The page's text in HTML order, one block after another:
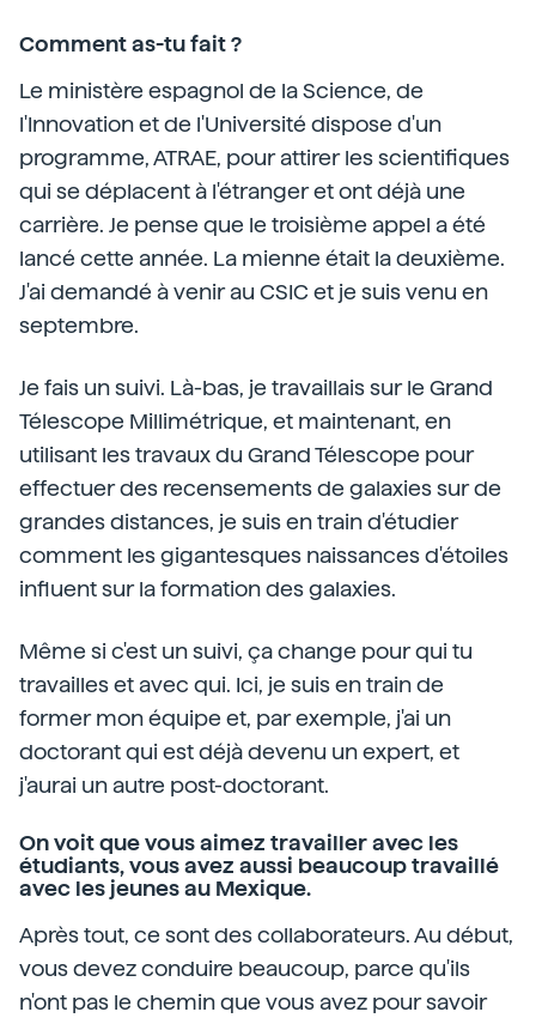
Comment as-tu fait ?
Le ministère espagnol de la Science, de
l'Innovation et de l'Université dispose d'un
programme, ATRAE, pour attirer les scientifiques
qui se déplacent à l'étranger et ont déjà une
carrière. Je pense que le troisième appel a été
lancé cette année. La mienne était la deuxième.
J'ai demandé à venir au CSIC et je suis venu en
septembre.
Je fais un suivi. Là-bas, je travaillais sur le Grand
Télescope Millimétrique, et maintenant, en
utilisant les travaux du Grand Télescope pour
effectuer des recensements de galaxies sur de
grandes distances, je suis en train d'étudier
comment les gigantesques naissances d'étoiles
influent sur la formation des galaxies.
Même si c'est un suivi, ça change pour qui tu
travailles et avec qui. Ici, je suis en train de
former mon équipe et, par exemple, j'ai un
doctorant qui est déjà devenu un expert, et
j'aurai un autre post-doctorant.
On voit que vous aimez travailler avec les
étudiants, vous avez aussi beaucoup travaillé
avec les jeunes au Mexique.
Après tout, ce sont des collaborateurs. Au début,
vous devez conduire beaucoup, parce qu'ils
n'ont pas le chemin que vous avez pour savoir